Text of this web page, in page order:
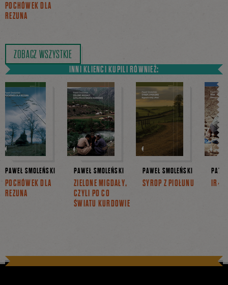
POCHÓWEK DLA
REZUNA
ZOBACZ WSZYSTKIE
INNI KLIENCI KUPILI RÓWNIEŻ:
PAWEŁ SMOLEŃSKI
POCHÓWEK DLA
REZUNA
PAWEŁ SMOLEŃSKI
ZIELONE MIGDAŁY,
CZYLI PO CO
ŚWIATU KURDOWIE
PAWEŁ SMOLEŃSKI
SYROP Z PIOŁUNU IRAK